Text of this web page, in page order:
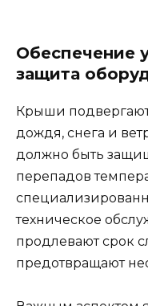
Обеспечение
защита
Крыши
дождя, снега и
должно быть
перепадов
техническое
продлевают срок
предотвращают